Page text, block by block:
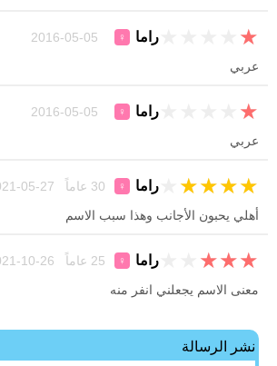
راما ♀ ★
عربي
راما ♀ ★
عربي
راما ♀ ★
★
★
★
أهلي يحبون الأجانب وهذا سبب الاسم
راما ♀ ★
★
★
معنى الاسم يجعلني انفر منه
نشر الرسالة